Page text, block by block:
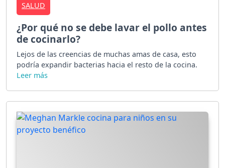
SALUD
¿Por qué no se debe lavar el pollo antes
de cocinarlo?
Lejos de las creencias de muchas amas de casa, esto
podría expandir bacterias hacia el resto de la cocina.